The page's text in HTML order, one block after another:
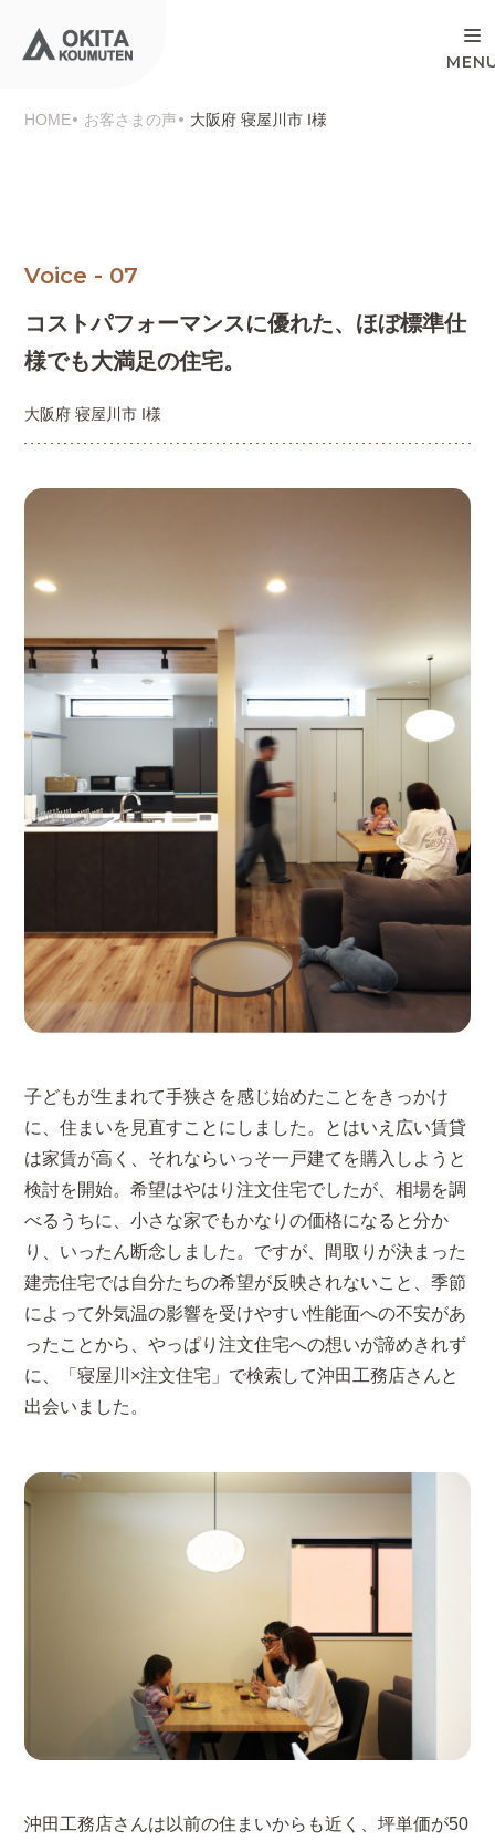
HOME お客さまの声 大阪府 寝屋川市 I様
Voice - 07
コストパフォーマンスに優れた、 ほぼ標準仕
様でも大満足の住宅。
大阪府 寝屋川市 I様
子どもが生まれて手狭さを感じ始めたことをきっかけ
に、住まいを見直すことにしました。とはいえ広い賃貸
は家賃が高く、それならいっそ一戸建てを購入しようと
検討を開始。希望はやはり注文住宅でしたが、相場を調
べるうちに、小さな家でもかなりの価格になると分か
り、いったん断念しました。ですが、間取りが決まった
建売住宅では自分たちの希望が反映されないこと、季節
によって外気温の影響を受けやすい性能面への不安があ
ったことから、やっぱり注文住宅への想いが諦めきれず
に、「寝屋川×注文住宅」で検索して沖田工務店さんと
出会いました。
沖田工務店さんは以前の住まいからも近く、坪単価が50